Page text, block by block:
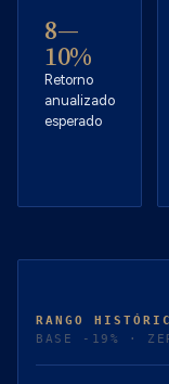
8—
10%
Retorno
anualizado
esperado
RANGO
BASE -19% ·